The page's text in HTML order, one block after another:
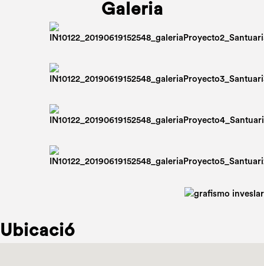
Galeria
Ubicació